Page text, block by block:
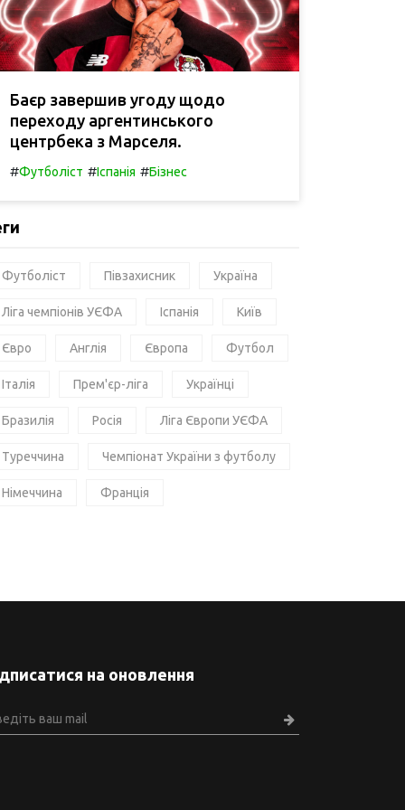
Баєр завершив угоду щодо
переходу аргентинського
центрбека з Марселя.
#Футболіст #Іспанія #Бізнес
Футболіст Півзахисник Україна
Ліга чемпіонів УЄФА Іспанія Київ
Євро Англія Європа Футбол
Італія Прем'єр-ліга Українці
Бразилія Росія Ліга Європи УЄФА
Туреччина Чемпіонат України з футболу
Німеччина Франція
на оновлення